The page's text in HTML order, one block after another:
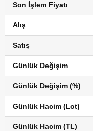
Son İşlem Fiyatı
Alış
Satış
Günlük Değişim
Günlük Değişim (%)
Günlük Hacim (Lot)
Günlük Hacim (TL)